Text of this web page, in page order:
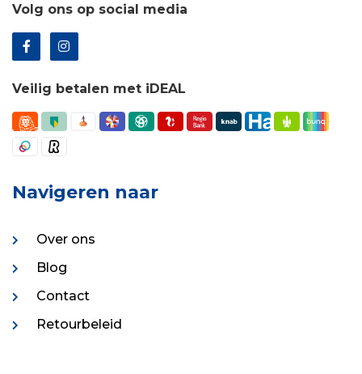
Volg ons op social media
Veilig betalen met iDEAL
Navigeren naar
Over ons
Blog
Contact
Retourbeleid